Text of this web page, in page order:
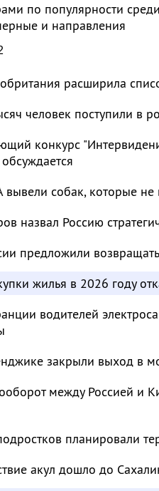
по популярности
и направления
расширила
человек поступили в
конкурс
собак, которые не
назвал Россию
предложили
жилья в 2026 году
водителей
закрыли выход в
между Россией и
планировали
акул дошло до